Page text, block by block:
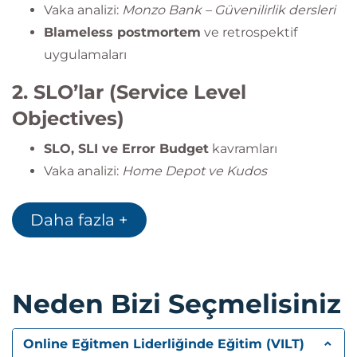
Vaka analizi: Monzo Bank – Güvenilirlik dersleri
Blameless postmortem ve retrospektif
uygulamaları
2. SLO’lar (Service Level
Objectives)
SLO, SLI ve Error Budget kavramları
Vaka analizi: Home Depot ve Kudos
Hizmet kredileri (Service Credit) egzersizi
Yanlış pozitifleri azaltma, “alert fatigue”
yönetimi
Proaktif gözlemlenebilirlik sistemleri oluşturma
Daha fazla +
Neden Bizi Seçmelisiniz
Online Eğitmen Liderliğinde Eğitim (VILT)